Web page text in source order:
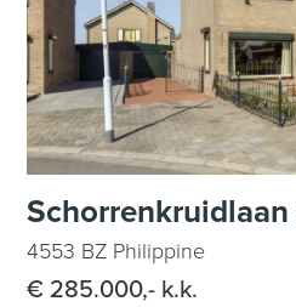
Schorrenkruidlaan
4553 BZ Philippine
€ 285.000,- k.k.